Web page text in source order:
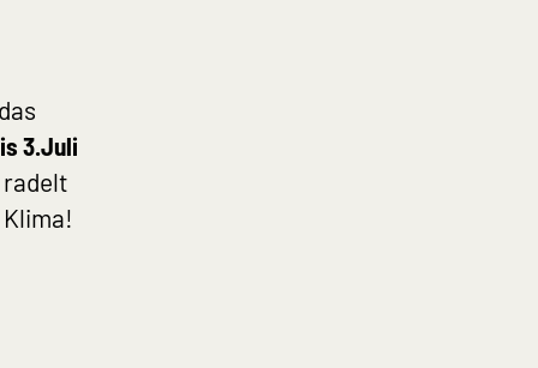
3.Juli
radelt